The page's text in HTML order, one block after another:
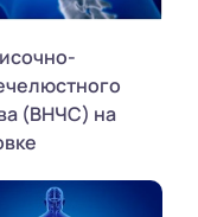
(ВНЧС) на